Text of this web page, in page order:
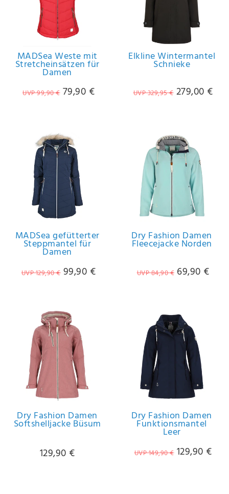
MADSea Weste mit
Stretcheinsätzen für
Damen
UVP 99,90 € 79,90 €
Elkline Wintermantel
Schnieke
UVP 329,95 € 279,00 €
MADSea gefütterter
Steppmantel für
Damen
UVP 129,90 € 99,90 €
Dry Fashion Damen
Fleecejacke Norden
UVP 84,90 € 69,90 €
Dry Fashion Damen
Softshelljacke Büsum
129,90 €
Dry Fashion Damen
Funktionsmantel
Leer
UVP 149,90 € 129,90 €